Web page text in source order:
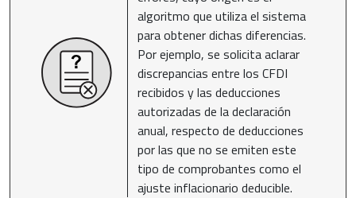
algoritmo que utiliza el sistema
para obtener dichas diferencias.
Por ejemplo, se solicita aclarar
discrepancias entre los CFDI
recibidos y las deducciones
autorizadas de la declaración
anual, respecto de deducciones
por las que no se emiten este
tipo de comprobantes como el
ajuste inflacionario deducible.